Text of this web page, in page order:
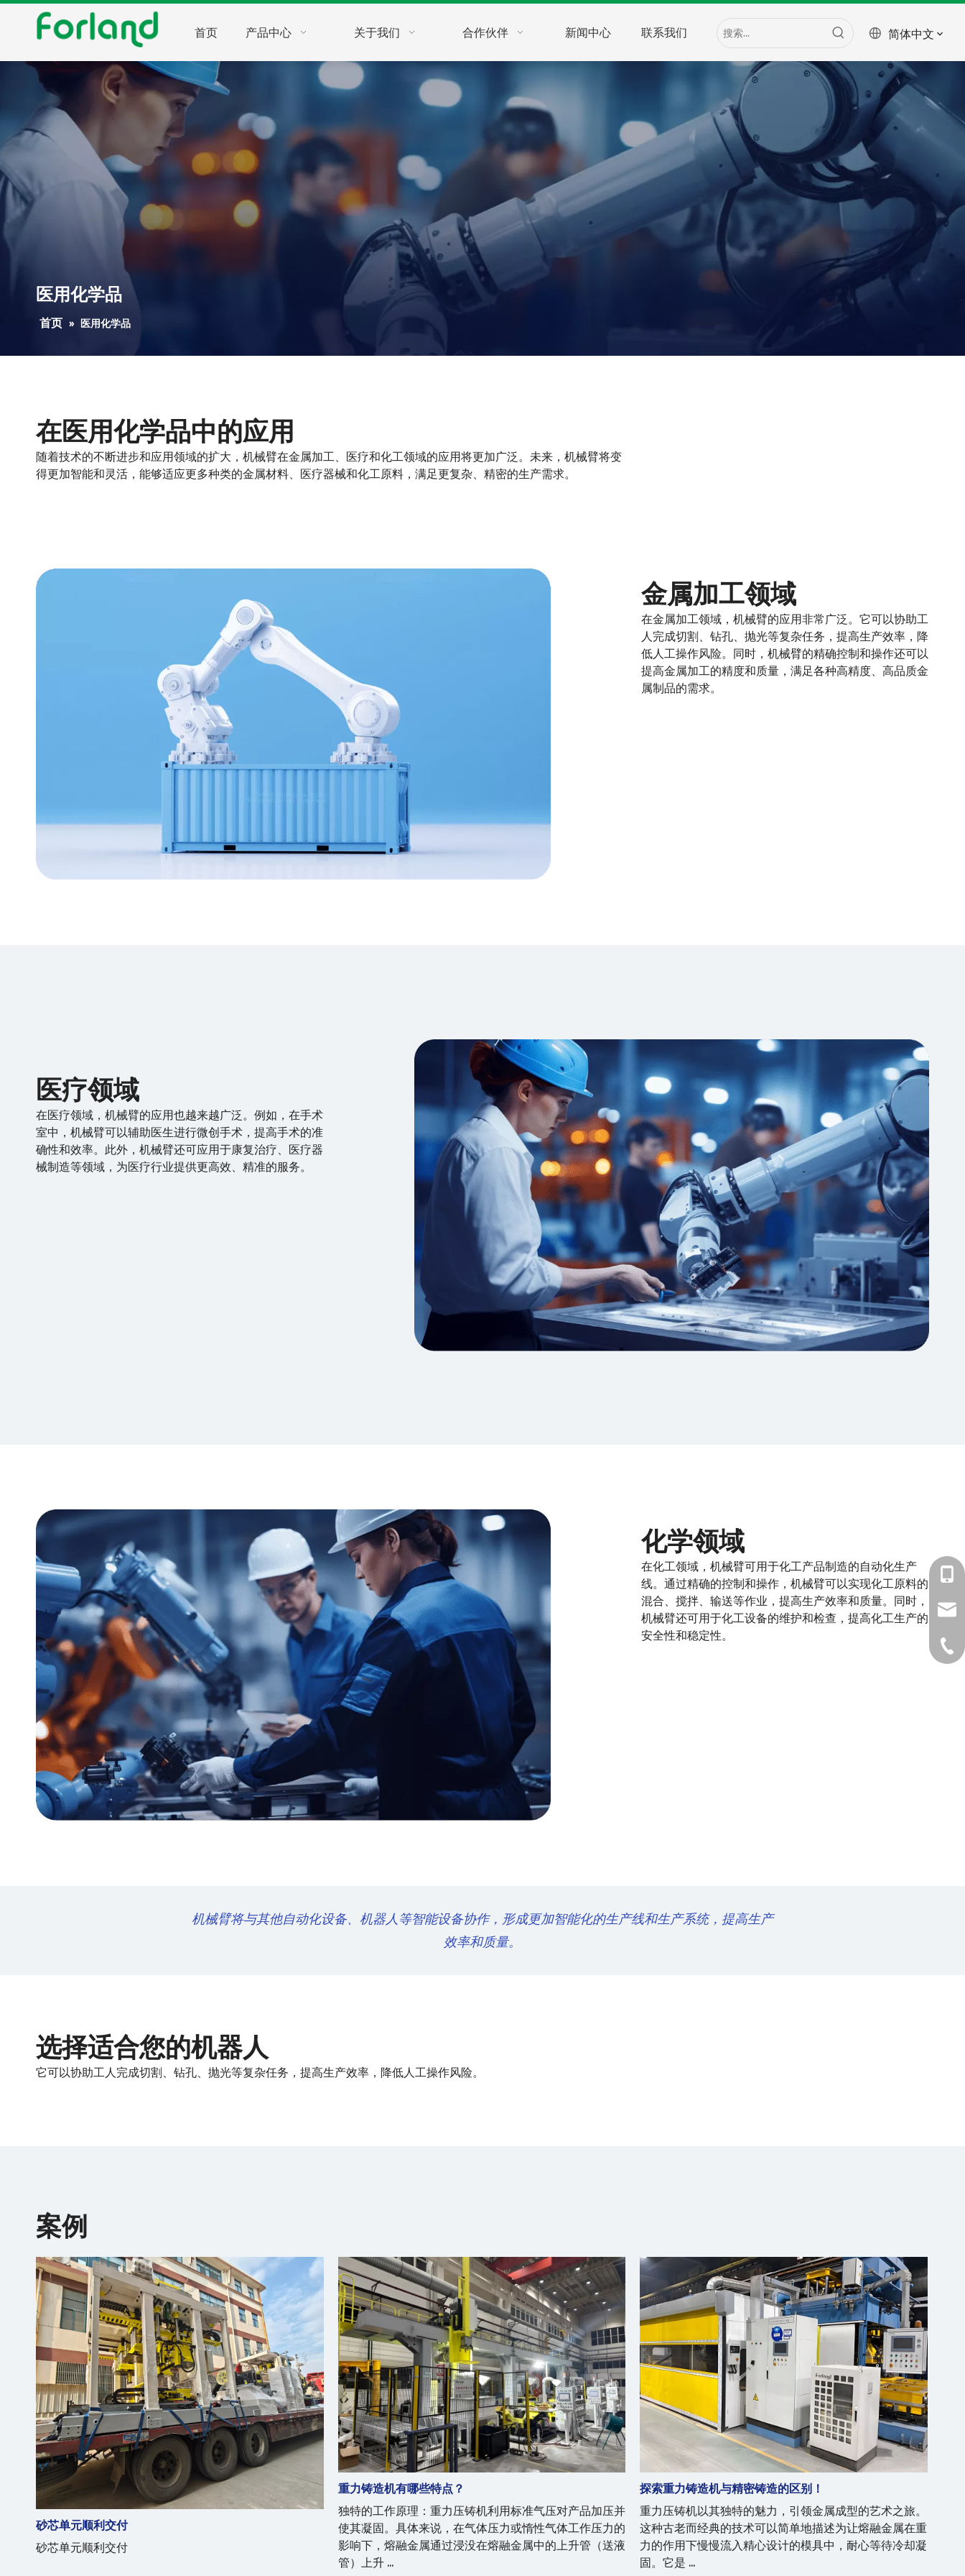
首页 产品中心 关于我们 合作伙伴 新闻中心 联系我们 简体中文
医用化学品
首页 » 医用化学品
在医用化学品中的应用
随着技术的不断进步和应用领域的扩大，机械臂在金属加工、医疗和化工领域的应用将更加广泛。未来，机械臂将变
得更加智能和灵活，能够适应更多种类的金属材料、医疗器械和化工原料，满足更复杂、精密的生产需求。
金属加工领域
在金属加工领域，机械臂的应用非常广泛。它可以协助工
人完成切割、钻孔、抛光等复杂任务，提高生产效率，降
低人工操作风险。同时，机械臂的精确控制和操作还可以
提高金属加工的精度和质量，满足各种高精度、高品质金
属制品的需求。
医疗领域
在医疗领域，机械臂的应用也越来越广泛。例如，在手术
室中，机械臂可以辅助医生进行微创手术，提高手术的准
确性和效率。此外，机械臂还可应用于康复治疗、医疗器
械制造等领域，为医疗行业提供更高效、精准的服务。
化学领域
在化工领域，机械臂可用于化工产品制造的自动化生产
线。通过精确的控制和操作，机械臂可以实现化工原料的
混合、搅拌、输送等作业，提高生产效率和质量。同时，
机械臂还可用于化工设备的维护和检查，提高化工生产的
安全性和稳定性。
机械臂将与其他自动化设备、机器人等智能设备协作，形成更加智能化的生产线和生产系统，提高生产
效率和质量。
选择适合您的机器人
它可以协助工人完成切割、钻孔、抛光等复杂任务，提高生产效率，降低人工操作风险。
案例
砂芯单元顺利交付
砂芯单元顺利交付
重力铸造机有哪些特点？
独特的工作原理：重力压铸机利用标准气压对产品加压并
使其凝固。具体来说，在气体压力或惰性气体工作压力的
影响下，熔融金属通过浸没在熔融金属中的上升管（送液
管）上升 ...
探索重力铸造机与精密铸造的区别！
重力压铸机以其独特的魅力，引领金属成型的艺术之旅。
这种古老而经典的技术可以简单地描述为让熔融金属在重
力的作用下慢慢流入精心设计的模具中，耐心等待冷却凝
固。它是 ...